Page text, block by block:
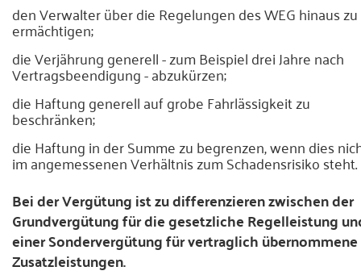
den Verwalter über die Regelungen des WEG hinaus zu
ermächtigen;
die Verjährung generell - zum Beispiel drei Jahre nach
Vertragsbeendigung - abzukürzen;
die Haftung generell auf grobe Fahrlässigkeit zu
beschränken;
die Haftung in der Summe zu begrenzen, wenn dies
im angemessenen Verhältnis zum Schadensrisiko steht.
Bei der Vergütung ist zu differenzieren zwischen der
Grundvergütung für die gesetzliche Regelleistung
einer Sondervergütung für vertraglich übernommene
Zusatzleistungen.